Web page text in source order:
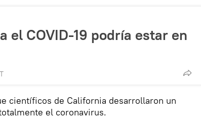
el COVID-19 podría estar en
científicos de California desarrollaron un
el coronavirus.